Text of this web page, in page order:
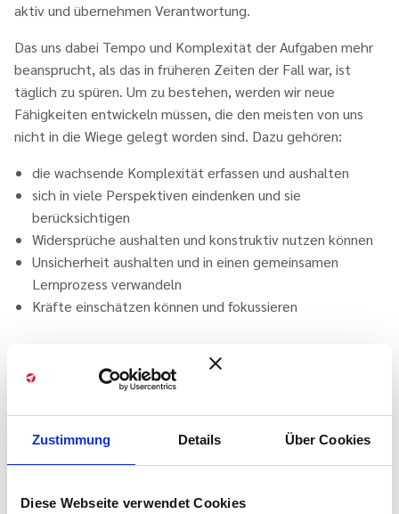
Zustimmung Details Über Cookies
Diese Webseite verwendet Cookies
aktiv und übernehmen Verantwortung.
Das uns dabei Tempo und Komplexität der Aufgaben mehr
beansprucht, als das in früheren Zeiten der Fall war, ist
täglich zu spüren. Um zu bestehen, werden wir neue
Fähigkeiten entwickeln müssen, die den meisten von uns
nicht in die Wiege gelegt worden sind. Dazu gehören:
die wachsende Komplexität erfassen und aushalten
sich in viele Perspektiven eindenken und sie
berücksichtigen
Widersprüche aushalten und konstruktiv nutzen können
Unsicherheit aushalten und in einen gemeinsamen
Lernprozess verwandeln
Kräfte einschätzen können und fokussieren
schmerzhaft - beim Tun entwickeln. Auf dem Weg werden
wir jedoch mit Sicherheit uns selbst und den persönlichen
Mustern begegnen, die wir in unserem bisherigen Leben
erworben haben. Wir werden kraftvoll und voller Energie
sein, inspiriert werden und besondere Momente im Flow
ängstlich. Wir werden unsicher sein, ob unsere Kräfte